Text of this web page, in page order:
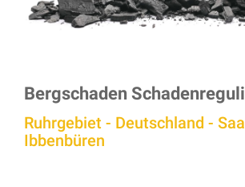
Bergschaden
Ruhrgebiet - Deutschland -
Ibbenbüren